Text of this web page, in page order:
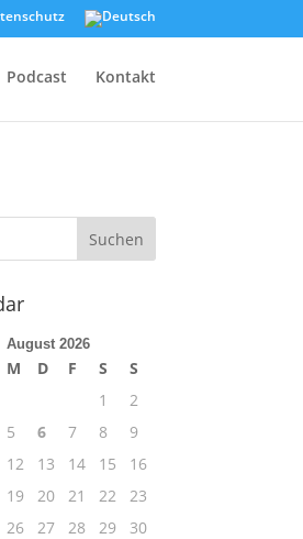
Podcast Kontakt
August 2026
M D F S
S
1
2
5 6 7 8
9
12 13 14 15
16
19 20 21 22
23
26 27 28 29
30